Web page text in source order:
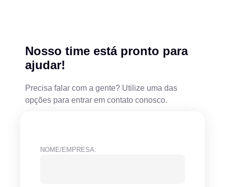
Nosso time está pronto para
ajudar!
Precisa falar com a gente? Utilize uma das
opções para entrar em contato conosco.
NOME/EMPRESA: